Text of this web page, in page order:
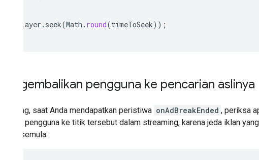
videoPlayer . seek(Math . round(timeToSeek));
Mengembalikan pengguna ke pencarian aslinya
Sekarang, saat Anda mendapatkan peristiwa onAdBreakEnded , periksa
arahkan pengguna ke titik tersebut dalam streaming, karena jeda iklan
posisi semula: